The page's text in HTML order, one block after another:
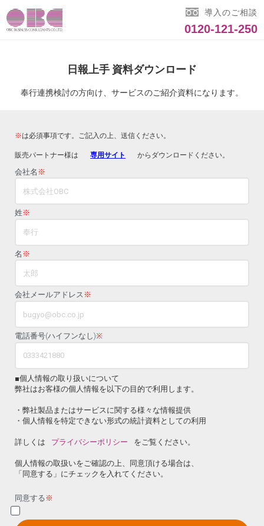
導入のご相談
0120-121-250
日報上手 資料ダウンロード
奉行連携検討の方向け、サービスのご紹介資料になります。
※は必須事項です。ご記入の上、送信ください。
販売パートナー様は 専用サイト からダウンロードください。
会社名 ※
姓 ※
名 ※
会社メールアドレス ※
電話番号(ハイフンなし)※
■個人情報の取り扱いについて
弊社はお客様の個人情報を以下の目的で利用します。
・弊社製品またはサービスに関する様々な情報提供
・個人情報を特定できない形式の統計資料としての利用
詳しくは プライバシーポリシー をご覧ください。
個人情報の取扱いをご確認の上、同意頂ける場合は、
「同意する」にチェックを入れてください。
同意する ※